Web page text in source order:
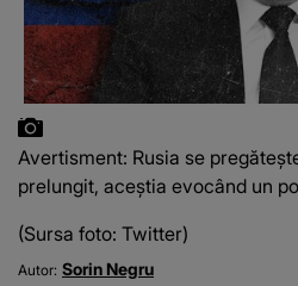
Avertisment: Rusia se
prelungit, aceştia evocând un
(Sursa foto: Twitter)
Autor: Sorin Negru